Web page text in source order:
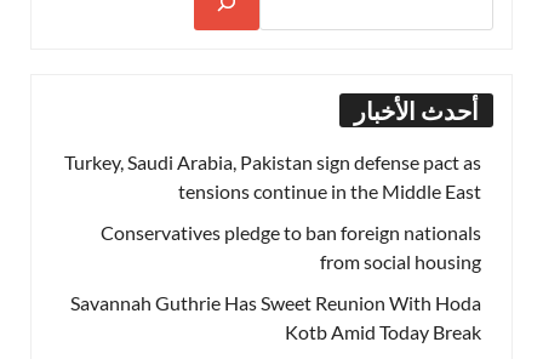
أحدث الأخبار
Turkey, Saudi Arabia, Pakistan sign defense pact as
tensions continue in the Middle East
Conservatives pledge to ban foreign nationals
from social housing
Savannah Guthrie Has Sweet Reunion With Hoda
Kotb Amid Today Break